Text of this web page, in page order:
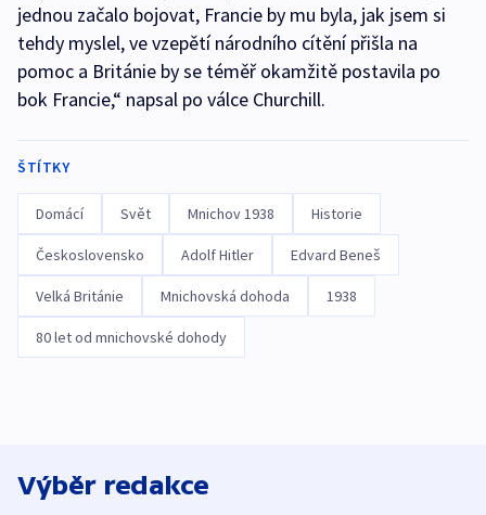
jednou začalo bojovat, Francie by mu byla, jak jsem si
tehdy myslel, ve vzepětí národního cítění přišla na
pomoc a Británie by se téměř okamžitě postavila po
bok Francie,“ napsal po válce Churchill.
ŠTÍTKY
Domácí Svět Mnichov 1938 Historie
Československo Adolf Hitler Edvard Beneš
Velká Británie Mnichovská dohoda 1938
80 let od mnichovské dohody
Výběr redakce